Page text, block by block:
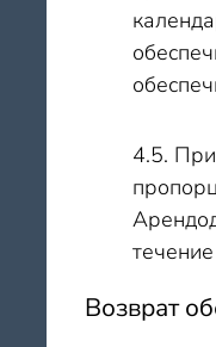
4.5.
Возврат